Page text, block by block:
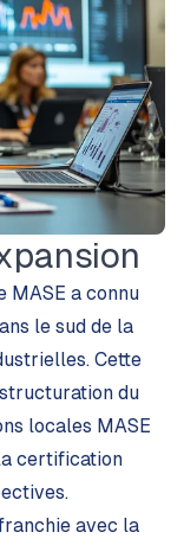
MASE a connu
le sud de la
Cette
structuration du
locales MASE
certification
avec la